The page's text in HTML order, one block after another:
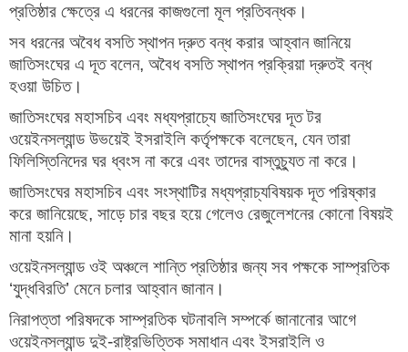
প্রতিষ্ঠার ক্ষেত্রে এ ধরনের কাজগুলো মূল প্রতিবন্ধক।
সব ধরনের অবৈধ বসতি স্থাপন দ্রুত বন্ধ করার আহ্বান জানিয়ে
জাতিসংঘের এ দূত বলেন, অবৈধ বসতি স্থাপন প্রক্রিয়া দ্রুতই বন্ধ
হওয়া উচিত।
জাতিসংঘের মহাসচিব এবং মধ্যপ্রাচ্যে জাতিসংঘের দূত টর
ওয়েইনসল্যান্ড উভয়েই ইসরাইলি কর্তৃপক্ষকে বলেছেন, যেন তারা
ফিলিস্তিনিদের ঘর ধ্বংস না করে এবং তাদের বাস্তুচ্যুত না করে।
জাতিসংঘের মহাসচিব এবং সংস্থাটির মধ্যপ্রাচ্যবিষয়ক দূত পরিষ্কার
করে জানিয়েছে, সাড়ে চার বছর হয়ে গেলেও রেজুলেশনের কোনো বিষয়ই
মানা হয়নি।
ওয়েইনসল্যান্ড ওই অঞ্চলে শান্তি প্রতিষ্ঠার জন্য সব পক্ষকে সাম্প্রতিক
‘যুদ্ধবিরতি’ মেনে চলার আহ্বান জানান।
নিরাপত্তা পরিষদকে সাম্প্রতিক ঘটনাবলি সম্পর্কে জানানোর আগে
ওয়েইনসল্যান্ড দুই-রাষ্ট্রভিত্তিক সমাধান এবং ইসরাইলি ও